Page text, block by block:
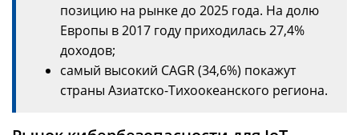
позицию на рынке до 2025 года. На долю
Европы в 2017 году приходилась 27,4%
доходов;
самый высокий CAGR (34,6%) покажут
страны Азиатско-Тихоокеанского региона.